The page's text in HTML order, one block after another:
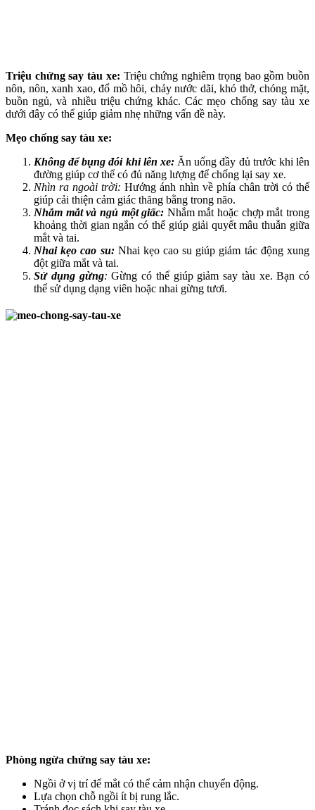
Triệu chứng say tàu xe: Triệu chứng nghiêm trọng bao gồm buồn
nôn, nôn, xanh xao, đổ mồ hôi, chảy nước dãi, khó thở, chóng mặt,
buồn ngủ, và nhiều triệu chứng khác. Các mẹo chống say tàu xe
dưới đây có thể giúp giảm nhẹ những vấn đề này.
Mẹo chống say tàu xe:
Không để bụng đói khi lên xe:Ăn uống đầy đủ trước khi lên
đường giúp cơ thể có đủ năng lượng để chống lại say xe.
Nhìn ra ngoài trời: Hướng ánh nhìn về phía chân trời có thể
giúp cải thiện cảm giác thăng bằng trong não.
Nhắm mắt và ngủ một giấc: Nhắm mắt hoặc chợp mắt trong
khoảng thời gian ngắn có thể giúp giải quyết mâu thuẫn giữa
mắt và tai.
Nhai kẹo cao su:Nhai kẹo cao su giúp giảm tác động xung
đột giữa mắt và tai.
Sử dụng gừng: Gừng có thể giúp giảm say tàu xe. Bạn có
thể sử dụng dạng viên hoặc nhai gừng tươi.
Phòng ngừa chứng say tàu xe:
Ngồi ở vị trí để mắt có thể cảm nhận chuyển động.
Lựa chọn chỗ ngồi ít bị rung lắc.